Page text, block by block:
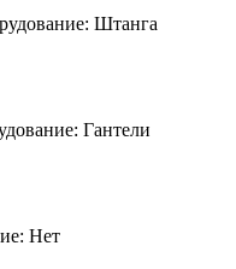
Штанга
Гантели
Нет